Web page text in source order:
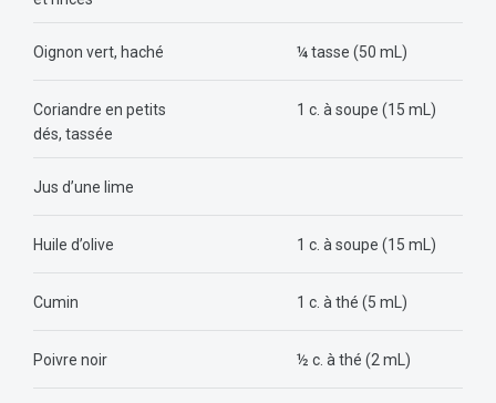
Oignon vert, haché ¼ tasse (50 mL)
Coriandre en petits
dés, tassée
1 c. à soupe (15 mL)
Jus d’une lime
Huile d’olive 1 c. à soupe (15 mL)
Cumin 1 c. à thé (5 mL)
Poivre noir ½ c. à thé (2 mL)